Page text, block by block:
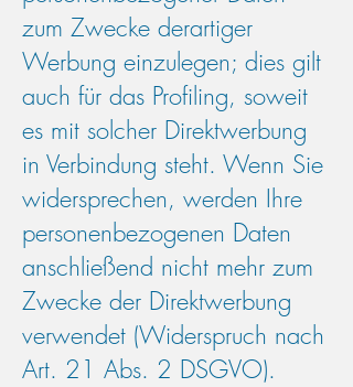
zum Zwecke derartiger
Werbung einzulegen; dies gilt
auch für das Profiling, soweit
es mit solcher Direktwerbung
in Verbindung steht. Wenn Sie
widersprechen, werden Ihre
personenbezogenen Daten
anschließend nicht mehr zum
Zwecke der Direktwerbung
verwendet (Widerspruch nach
Art. 21 Abs. 2 DSGVO).